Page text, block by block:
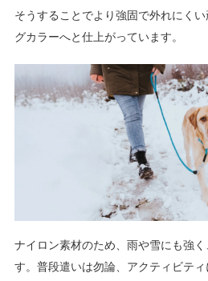
そうすることでより強固で外れにく
グカラーへと仕上がっています。
ナイロン素材のため、雨や雪にも強
す。普段遣いは勿論、アクティビティ